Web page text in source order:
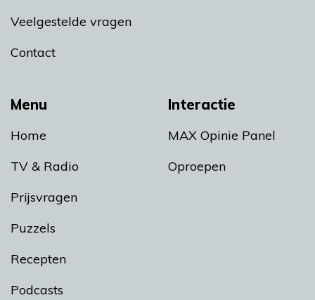
Menu
Home
TV & Radio
Prijsvragen
Puzzels
Recepten
Podcasts
Interactie
MAX Opinie Panel
Oproepen
Veelgestelde vragen
Contact